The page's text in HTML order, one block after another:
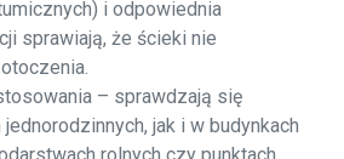
i odpowiednia
sprawiają, że ścieki nie
– sprawdzają się
jak i w budynkach
rolnych czy punktach